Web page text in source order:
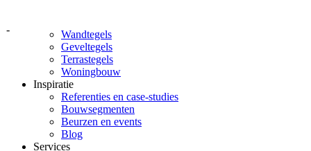
-
Wandtegels
Geveltegels
Terrastegels
Woningbouw
Inspiratie
Referenties en case-studies
Bouwsegmenten
Beurzen en events
Blog
Services